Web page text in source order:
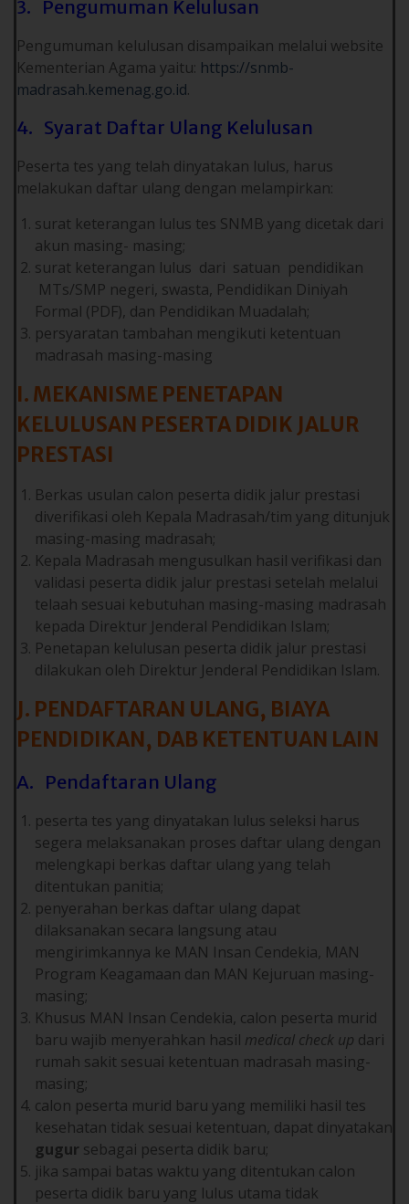
3. Pengumuman Kelulusan
Pengumuman kelulusan disampaikan melalui website
Kementerian Agama yaitu: https://snmb-
madrasah.kemenag.go.id.
4. Syarat Daftar Ulang Kelulusan
Peserta tes yang telah dinyatakan lulus, harus
melakukan daftar ulang dengan melampirkan:
surat keterangan lulus tes SNMB yang dicetak dari
akun masing- masing;
surat keterangan lulus dari satuan pendidikan
MTs/SMP negeri, swasta, Pendidikan Diniyah
Formal (PDF), dan Pendidikan Muadalah;
persyaratan tambahan mengikuti ketentuan
madrasah masing-masing
I. MEKANISME PENETAPAN
KELULUSAN PESERTA DIDIK JALUR
PRESTASI
Berkas usulan calon peserta didik jalur prestasi
diverifikasi oleh Kepala Madrasah/tim yang ditunjuk
masing-masing madrasah;
Kepala Madrasah mengusulkan hasil verifikasi dan
validasi peserta didik jalur prestasi setelah melalui
telaah sesuai kebutuhan masing-masing madrasah
kepada Direktur Jenderal Pendidikan Islam;
Penetapan kelulusan peserta didik jalur prestasi
dilakukan oleh Direktur Jenderal Pendidikan Islam.
J. PENDAFTARAN ULANG, BIAYA
PENDIDIKAN, DAB KETENTUAN LAIN
A. Pendaftaran Ulang
peserta tes yang dinyatakan lulus seleksi harus
segera melaksanakan proses daftar ulang dengan
melengkapi berkas daftar ulang yang telah
ditentukan panitia;
penyerahan berkas daftar ulang dapat
dilaksanakan secara langsung atau
mengirimkannya ke MAN Insan Cendekia, MAN
Program Keagamaan dan MAN Kejuruan masing-
masing;
Khusus MAN Insan Cendekia, calon peserta murid
baru wajib menyerahkan hasil medical check up dari
rumah sakit sesuai ketentuan madrasah masing-
masing;
calon peserta murid baru yang memiliki hasil tes
kesehatan tidak sesuai ketentuan, dapat dinyatakan
gugur sebagai peserta didik baru;
jika sampai batas waktu yang ditentukan calon
peserta didik baru yang lulus utama tidak